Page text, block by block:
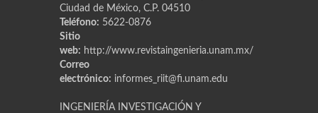
Ciudad de México, C.P. 04510
Teléfono: 5622-0876
Sitio
web: http://www.revistaingenieria.unam.mx/
Correo
electrónico: informes_riit@fi.unam.edu
INGENIERÍA INVESTIGACIÓN Y